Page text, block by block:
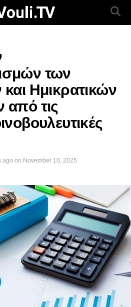
των
Ημικρατικών
τις
ago on November 10, 2025